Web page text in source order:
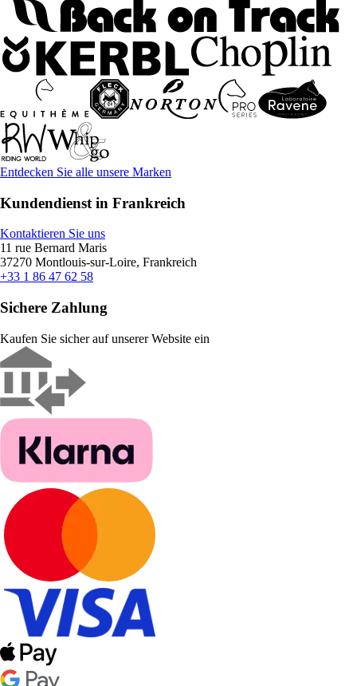
Entdecken Sie alle unsere Marken
Kundendienst in Frankreich
Kontaktieren Sie uns
11 rue Bernard Maris
37270 Montlouis-sur-Loire, Frankreich
+33 1 86 47 62 58
Sichere Zahlung
Kaufen Sie sicher auf unserer Website ein